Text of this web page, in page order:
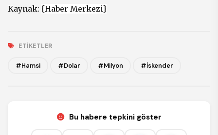
Kaynak: {Haber Merkezi}
ETIKETLER
#Hamsi #Dolar #Milyon #İskender
Bu habere tepkini göster